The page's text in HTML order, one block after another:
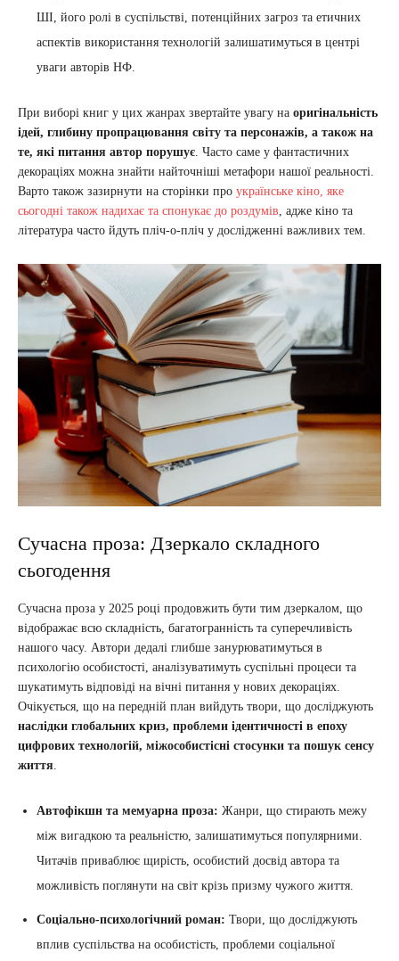
ШІ, його ролі в суспільстві, потенційних загроз та етичних
аспектів використання технологій залишатимуться в центрі
уваги авторів НФ.
При виборі книг у цих жанрах звертайте увагу на оригінальність
ідей, глибину пропрацювання світу та персонажів, а також на
те, які питання автор порушує . Часто саме у фантастичних
декораціях можна знайти найточніші метафори нашої реальності.
Варто також зазирнути на сторінки про українське кіно, яке
сьогодні також надихає та спонукає до роздумів , адже кіно та
література часто йдуть пліч-о-пліч у дослідженні важливих тем.
Сучасна проза: Дзеркало складного
сьогодення
Сучасна проза у 2025 році продовжить бути тим дзеркалом, що
відображає всю складність, багатогранність та суперечливість
нашого часу. Автори дедалі глибше занурюватимуться в
психологію особистості, аналізуватимуть суспільні процеси та
шукатимуть відповіді на вічні питання у нових декораціях.
Очікується, що на передній план вийдуть твори, що досліджують
наслідки глобальних криз, проблеми ідентичності в епоху
цифрових технологій, міжособистісні стосунки та пошук сенсу
життя
Автофікшн та мемуарна проза: Жанри, що стирають межу
між вигадкою та реальністю, залишатимуться популярними.
Читачів приваблює щирість, особистий досвід автора та
можливість поглянути на світ крізь призму чужого життя.
Соціально-психологічний роман: Твори, що досліджують
вплив суспільства на особистість, проблеми соціальної